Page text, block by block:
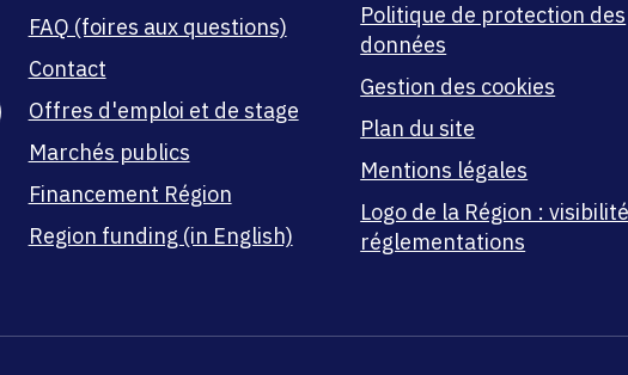
FAQ (foires aux questions)
Contact
Offres d'emploi et de stage
Marchés publics
Financement Région
Region funding (in English)
Politique de protection des
données
Gestion des cookies
Plan du site
Mentions légales
Logo de la Région :
réglementations